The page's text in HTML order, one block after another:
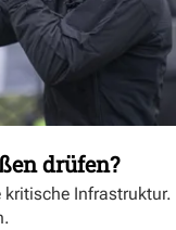
drüfen?
Infrastruktur.